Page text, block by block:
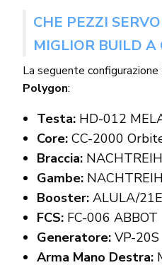
CHE PEZZI
MIGLIOR BUILD A
La seguente
Polygon:
Testa:HD-012
Core:CC-2000
Braccia:
Gambe:
Booster:ALULA/21E
FCS:FC-006 ABBOT
Generatore:VP-20S
Arma Mano Destra: